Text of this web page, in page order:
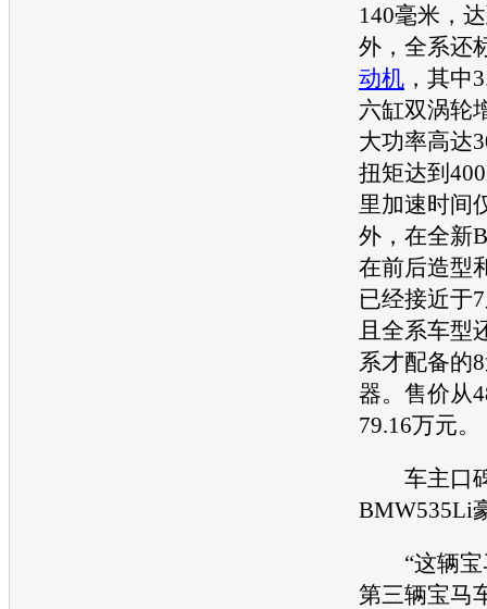
140毫米，
外，全系还
动机 ，其中
六缸双涡轮
大功率高达
扭矩达到
里加速时间
外，在全新
在前后造型
已经接近于
且全系车型
系才配备的
器。售价从
79.16万元。
车主口碑
BMW535Li
“这辆
第三辆宝马